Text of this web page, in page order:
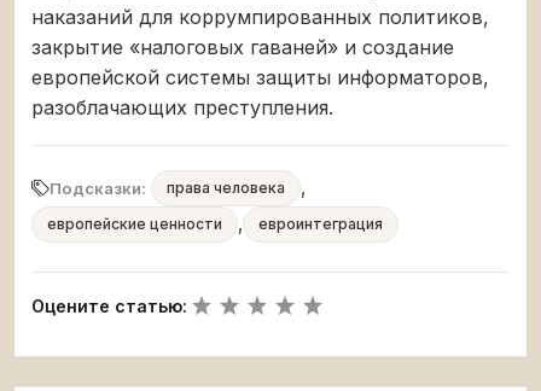
наказаний для коррумпированных политиков,
закрытие «налоговых гаваней» и создание
европейской системы защиты информаторов,
разоблачающих преступления.
Подсказки: права человека ,
европейские ценности , евроинтеграция
Оцените статью: